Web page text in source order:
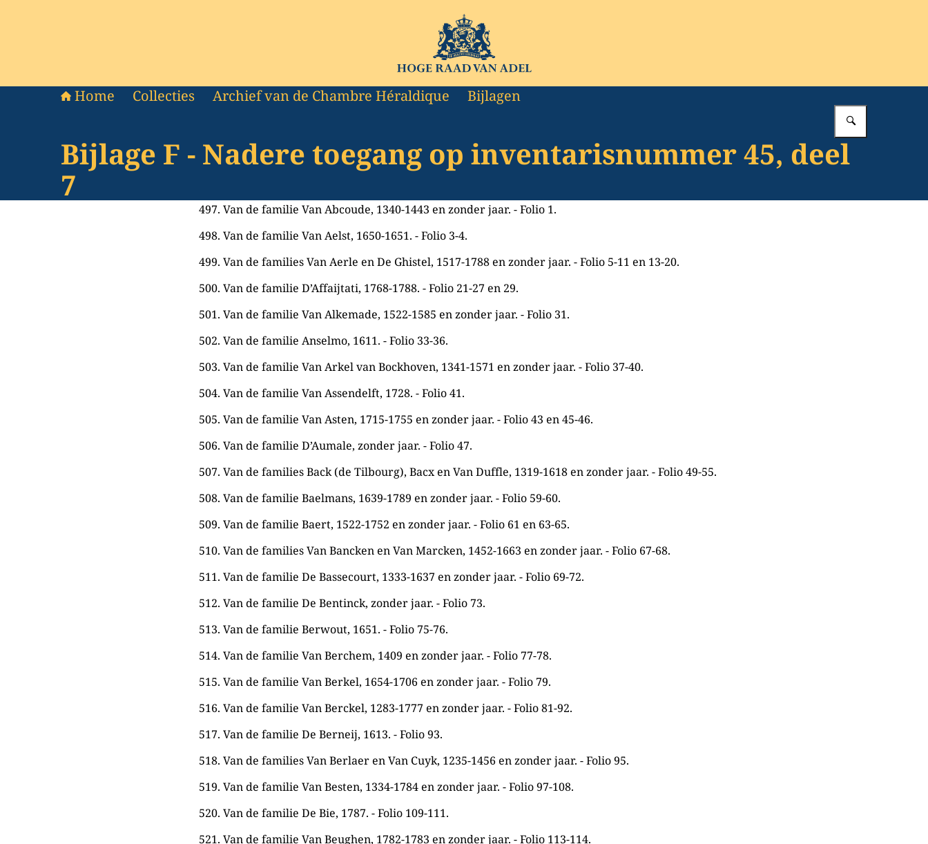
Home Collecties Archief van de Chambre Héraldique Bijlagen
Bijlage F - Nadere toegang op inventarisnummer 45, deel
7
497. Van de familie Van Abcoude, 1340-1443 en zonder jaar. - Folio 1.
498. Van de familie Van Aelst, 1650-1651. - Folio 3-4.
499. Van de families Van Aerle en De Ghistel, 1517-1788 en zonder jaar. - Folio 5-11 en 13-20.
500. Van de familie D’Affaijtati, 1768-1788. - Folio 21-27 en 29.
501. Van de familie Van Alkemade, 1522-1585 en zonder jaar. - Folio 31.
502. Van de familie Anselmo, 1611. - Folio 33-36.
503. Van de familie Van Arkel van Bockhoven, 1341-1571 en zonder jaar. - Folio 37-40.
504. Van de familie Van Assendelft, 1728. - Folio 41.
505. Van de familie Van Asten, 1715-1755 en zonder jaar. - Folio 43 en 45-46.
506. Van de familie D’Aumale, zonder jaar. - Folio 47.
507. Van de families Back (de Tilbourg), Bacx en Van Duffle, 1319-1618 en zonder jaar. - Folio 49-55.
508. Van de familie Baelmans, 1639-1789 en zonder jaar. - Folio 59-60.
509. Van de familie Baert, 1522-1752 en zonder jaar. - Folio 61 en 63-65.
510. Van de families Van Bancken en Van Marcken, 1452-1663 en zonder jaar. - Folio 67-68.
511. Van de familie De Bassecourt, 1333-1637 en zonder jaar. - Folio 69-72.
512. Van de familie De Bentinck, zonder jaar. - Folio 73.
513. Van de familie Berwout, 1651. - Folio 75-76.
514. Van de familie Van Berchem, 1409 en zonder jaar. - Folio 77-78.
515. Van de familie Van Berkel, 1654-1706 en zonder jaar. - Folio 79.
516. Van de familie Van Berckel, 1283-1777 en zonder jaar. - Folio 81-92.
517. Van de familie De Berneij, 1613. - Folio 93.
518. Van de families Van Berlaer en Van Cuyk, 1235-1456 en zonder jaar. - Folio 95.
519. Van de familie Van Besten, 1334-1784 en zonder jaar. - Folio 97-108.
520. Van de familie De Bie, 1787. - Folio 109-111.
521. Van de familie Van Beughen, 1782-1783 en zonder jaar. - Folio 113-114.